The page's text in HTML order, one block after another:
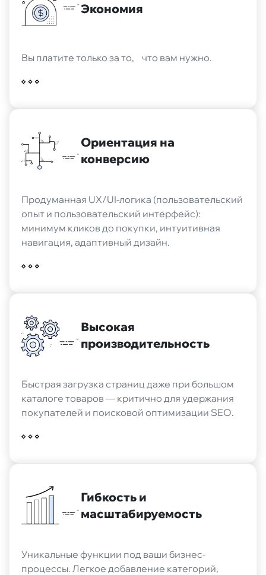
Экономия
Вы платите только за то, что вам нужно.
Ориентация на
конверсию
Продуманная UX/UI-логика (пользовательский
опыт и пользовательский интерфейс):
минимум кликов до покупки, интуитивная
навигация, адаптивный дизайн.
Высокая
производительность
Быстрая загрузка страниц даже при большом
каталоге товаров — критично для удержания
покупателей и поисковой оптимизации SEO.
Гибкость и
масштабируемость
Уникальные функции под ваши бизнес-
процессы. Легкое добавление категорий,